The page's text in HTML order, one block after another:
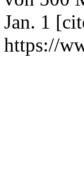
Jan. 1
https://